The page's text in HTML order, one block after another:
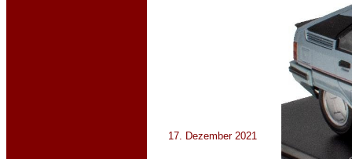
17. Dezember 2021